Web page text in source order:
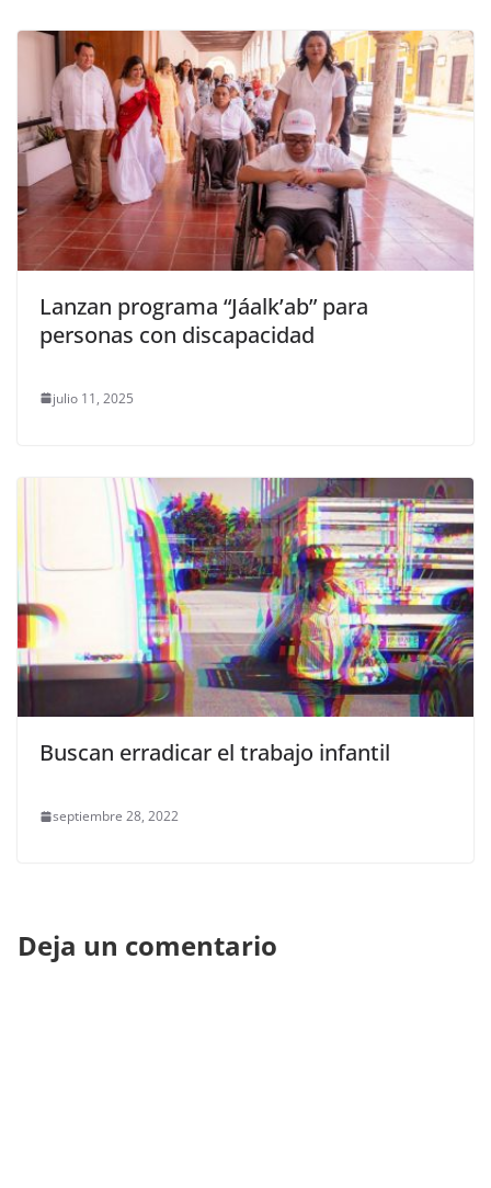
Lanzan programa “Jáalk’ab” para
personas con discapacidad
julio 11, 2025
Buscan erradicar el trabajo infantil
septiembre 28, 2022
Deja un comentario